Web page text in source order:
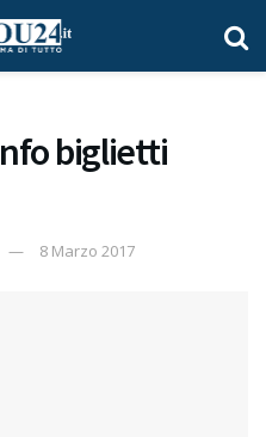
biglietti
8 Marzo 2017